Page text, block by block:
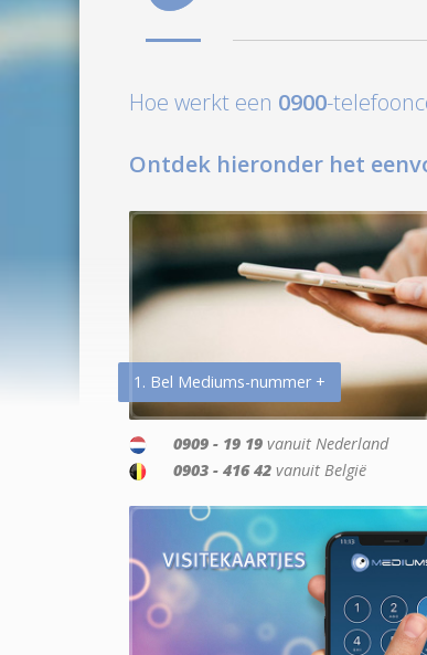
Hoe werkt een 0900-
Ontdek hieronder het
1. Bel Mediums-nummer +
0909 - 19 19 vanuit Nederland
0903 - 416 42 vanuit België